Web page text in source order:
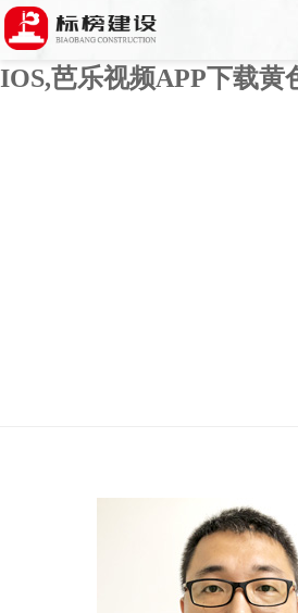
芭乐APP官方网站下载进
网址进入18免费破解,芭乐
IOS,芭乐视频APP下载黄